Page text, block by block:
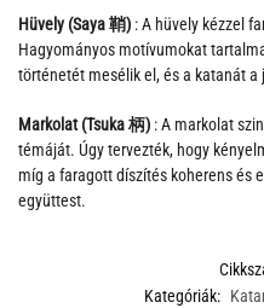
Hüvely (Saya 鞘) : A hüvely kézzel
Hagyományos motívumokat
történetét mesélik el, és a katanát
Markolat (Tsuka 柄) : A markolat
témáját. Úgy tervezték, hogy
míg a faragott díszítés koherens és
együttest.
Kategóriák: